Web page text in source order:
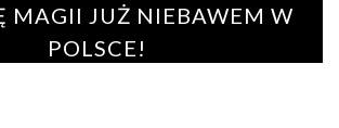
MAGII JUŻ NIEBAWEM W
POLSCE!